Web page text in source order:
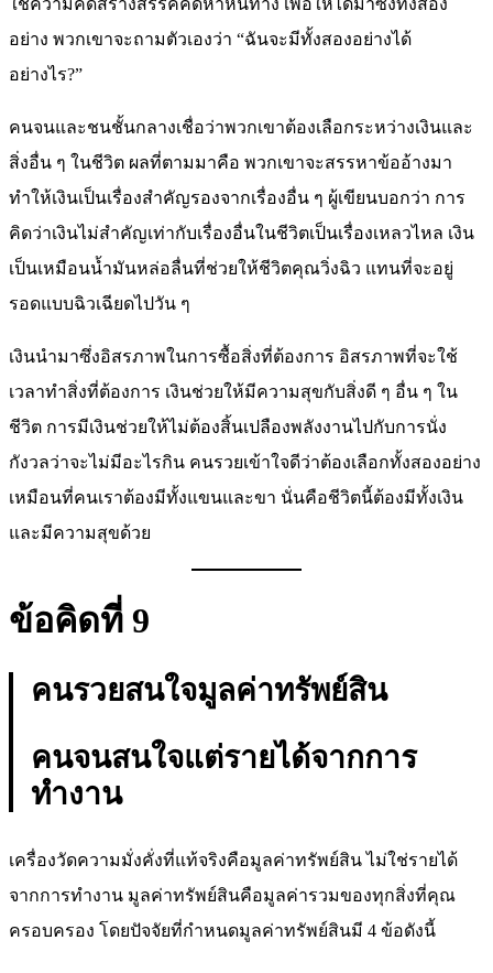
อย่าง พวกเขาจะถามตัวเองว่า “ฉันจะมีทั้งสองอย่างได้
อย่างไร?”
คนจนและชนชั้นกลางเชื่อว่าพวกเขาต้องเลือกระหว่างเงินและ
สิ่งอื่น ๆ ในชีวิต ผลที่ตามมาคือ พวกเขาจะสรรหาข้ออ้างมา
ทำให้เงินเป็นเรื่องสำคัญรองจากเรื่องอื่น ๆ ผู้เขียนบอกว่า การ
คิดว่าเงินไม่สำคัญเท่ากับเรื่องอื่นในชีวิตเป็นเรื่องเหลวไหล เงิน
เป็นเหมือนน้ำมันหล่อลื่นที่ช่วยให้ชีวิตคุณวิ่งฉิว แทนที่จะอยู่
รอดแบบฉิวเฉียดไปวัน ๆ
เงินนำมาซึ่งอิสรภาพในการซื้อสิ่งที่ต้องการ อิสรภาพที่จะใช้
เวลาทำสิ่งที่ต้องการ เงินช่วยให้มีความสุขกับสิ่งดี ๆ อื่น ๆ ใน
ชีวิต การมีเงินช่วยให้ไม่ต้องสิ้นเปลืองพลังงานไปกับการนั่ง
กังวลว่าจะไม่มีอะไรกิน คนรวยเข้าใจดีว่าต้องเลือกทั้งสองอย่าง
เหมือนที่คนเราต้องมีทั้งแขนและขา นั่นคือชีวิตนี้ต้องมีทั้งเงิน
และมีความสุขด้วย
ข้อคิดที่ 9
คนรวยสนใจมูลค่าทรัพย์สิน
คนจนสนใจแต่รายได้จากการ
ทำงาน
เครื่องวัดความมั่งคั่งที่แท้จริงคือมูลค่าทรัพย์สิน ไม่ใช่รายได้
จากการทำงาน มูลค่าทรัพย์สินคือมูลค่ารวมของทุกสิ่งที่คุณ
ครอบครอง โดยปัจจัยที่กำหนดมูลค่าทรัพย์สินมี 4 ข้อดังนี้